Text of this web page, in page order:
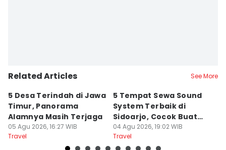
Related Articles See More
5 Desa Terindah di Jawa
Timur, Panorama
Alamnya Masih Terjaga
05 Agu 2026, 16:27 WIB
Travel
5 Tempat Sewa Sound
System Terbaik di
Sidoarjo, Cocok Buat
Agustusan
04 Agu 2026, 19:02 WIB
Travel